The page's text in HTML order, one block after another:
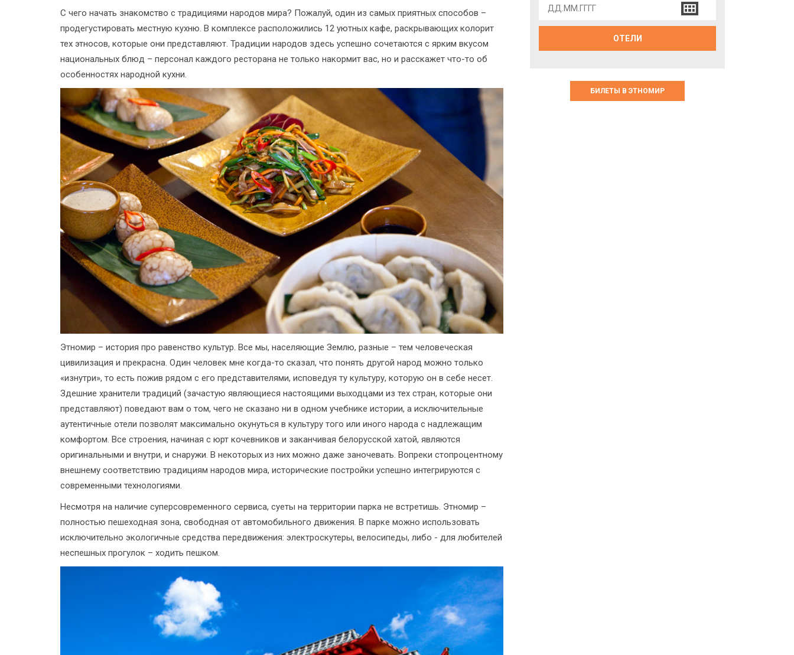
С чего начать знакомство с традициями народов мира? Пожалуй, один из самых приятных способов –
продегустировать местную кухню. В комплексе расположились 12 уютных кафе, раскрывающих колорит
тех этносов, которые они представляют. Традиции народов здесь успешно сочетаются с ярким вкусом
национальных блюд – персонал каждого ресторана не только накормит вас, но и расскажет что-то об
особенностях народной кухни.
Этномир – история про равенство культур. Все мы, населяющие Землю, разные – тем человеческая
цивилизация и прекрасна. Один человек мне когда-то сказал, что понять другой народ можно только
«изнутри», то есть пожив рядом с его представителями, исповедуя ту культуру, которую он в себе несет.
Здешние хранители традиций (зачастую являющиеся настоящими выходцами из тех стран, которые они
представляют) поведают вам о том, чего не сказано ни в одном учебнике истории, а исключительные
аутентичные отели позволят максимально окунуться в культуру того или иного народа с надлежащим
комфортом. Все строения, начиная с юрт кочевников и заканчивая белорусской хатой, являются
оригинальными и внутри, и снаружи. В некоторых из них можно даже заночевать. Вопреки стопроцентному
внешнему соответствию традициям народов мира, исторические постройки успешно интегрируются с
современными технологиями.
Несмотря на наличие суперсовременного сервиса, суеты на территории парка не встретишь. Этномир –
полностью пешеходная зона, свободная от автомобильного движения. В парке можно использовать
исключительно экологичные средства передвижения: электроскутеры, велосипеды, либо - для любителей
неспешных прогулок – ходить пешком.
ОТЕЛИ
БИЛЕТЫ В ЭТНОМИР